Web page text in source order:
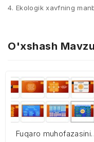
4. Ekologik xavfning
O'xshash
Fuqaro muhofazasini